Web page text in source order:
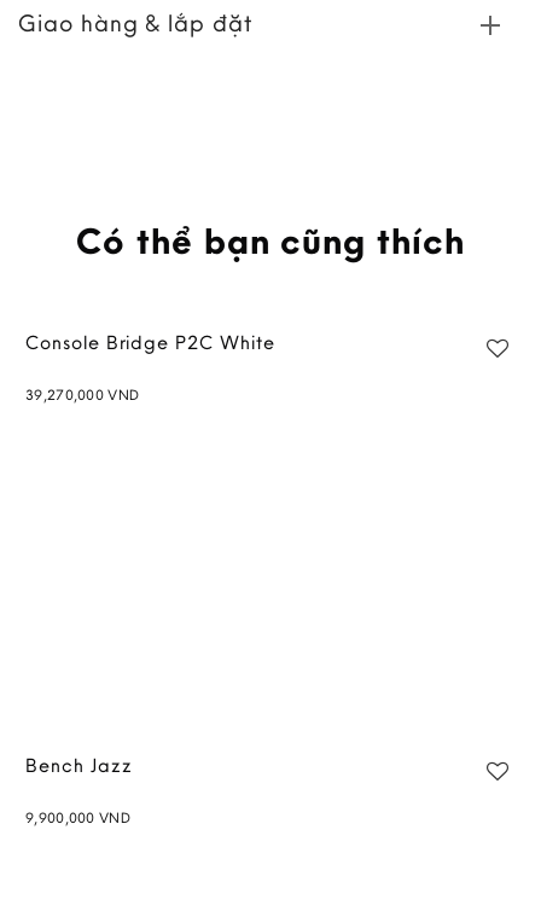
Giao hàng & lắp đặt
Có thể bạn cũng thích
Console Bridge P2C White
39,270,000VND
Bench Jazz
9,900,000 VND